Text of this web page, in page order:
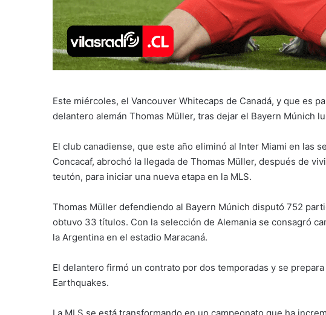
Este miércoles, el Vancouver Whitecaps de Canadá, y que es
delantero alemán Thomas Müller, tras dejar el Bayern Múnich
El club canadiense, que este año eliminó al Inter Miami en las
Concacaf, abrochó la llegada de Thomas Müller, después de
teutón, para iniciar una nueva etapa en la MLS.
Thomas Müller defendiendo al Bayern Múnich disputó 752
obtuvo 33 títulos. Con la selección de Alemania se consagró
la Argentina en el estadio Maracaná.
El delantero firmó un contrato por dos temporadas y se
Earthquakes.
La MLS se está transformando en un campeonato que ha